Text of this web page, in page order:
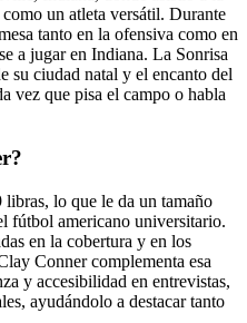
un atleta versátil. Durante
tanto en la ofensiva como en
a jugar en Indiana. La Sonrisa
su ciudad natal y el encanto del
vez que pisa el campo o habla
lo que le da un tamaño
fútbol americano universitario.
en la cobertura y en los
Conner complementa esa
y accesibilidad en entrevistas,
ayudándolo a destacar tanto